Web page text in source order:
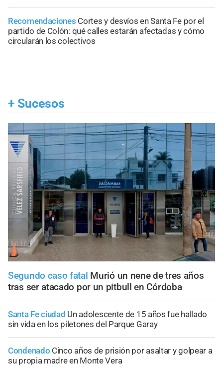
Recomendaciones Cortes y desvíos en Santa Fe por el
partido de Colón: qué calles estarán afectadas y cómo
circularán los colectivos
+ Sucesos
Segundo caso fatal Murió un nene de tres años
tras ser atacado por un pitbull en Córdoba
Santa Fe ciudad Un adolescente de 15 años fue hallado
sin vida en los piletones del Parque Garay
Condenado Cinco años de prisión por asaltar y golpear a
su propia madre en Monte Vera